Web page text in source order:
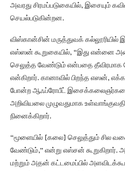
அவரது சிரமப்படுகையில், இசையும்
செயல்படுகின்றன.
விஸ்கான்சின் மருத்துவக்
எஸ்ஸன் கூறுகையில், “இது என்னை
செலுத்த வேண்டும் என்பதை தீவிரமாக
என்கிறார். கானாவில் பிறந்த எஸன்,
போன்ற ஆஃப்ரோபீட்
அறிவியலை முழுவதுமாக
நினைக்கிறார்.
“மூளையில் [கலை] செலுத்தும் சில
வேண்டும்,” என்று எஸ்சன்
மற்றும் அதன் கட்டமைப்பில்